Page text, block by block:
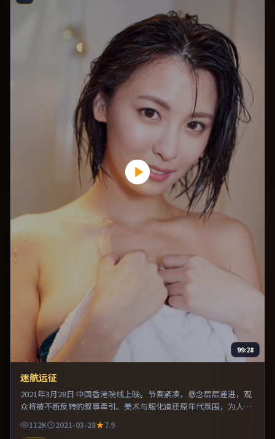
99:28
迷航远征
2021年3月28日 中国香港院线上映。节奏紧凑，悬念层层递进，观
众将被不断反转的叙事牵引。美术与服化道还原年代氛围，为人物
动机提供可信支撑。既有类型片爽感，也保留作者表达，口碑潜力
不俗。
112K 2021-03-28
7.9